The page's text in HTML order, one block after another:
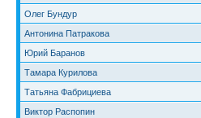
Олег Бундур
Антонина Патракова
Юрий Баранов
Тамара Курилова
Татьяна Фабрициева
Виктор Распопин